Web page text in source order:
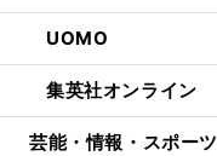
UOMO
集英社オンライン
芸能・情報・スポーツ